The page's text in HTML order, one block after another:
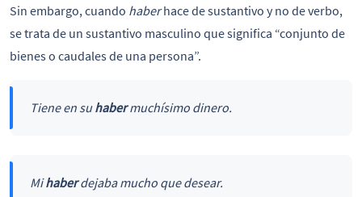
Sin embargo, cuando haberhace de sustantivo y no de verbo,
se trata de un sustantivo masculino que significa “conjunto de
bienes o caudales de una persona”.
Tiene en suhabermuchísimo dinero.
Mihaberdejaba mucho que desear.